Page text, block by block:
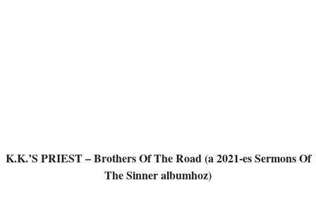
K.K.’S PRIEST – Brothers Of The Road (a 2021-es Sermons Of
The Sinner albumhoz)